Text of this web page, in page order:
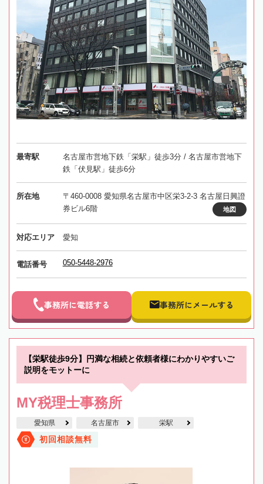
最寄駅
名古屋市営地下鉄「栄駅」徒歩3分 / 名古屋市営地下
鉄「伏見駅」徒歩6分
所在地
〒460-0008 愛知県名古屋市中区栄3-2-3 名古屋日興證
券ビル6階
地図
対応エリア 愛知
電話番号 050-5448-2976
事務所に電話する 事務所にメールする
【栄駅徒歩9分】円満な相続と依頼者様にわかりやすいご
説明をモットーに
MY税理士事務所
愛知県 名古屋市 栄駅
初回相談無料